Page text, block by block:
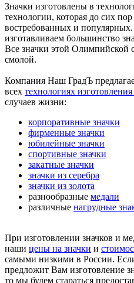
Значки изготовлены в
технологии, которая до сих
востребованных и
изготавливаем большинство
Все значки этой Олимпийской
смолой.
Компания Наш ГрадЪ
всех технологиях
случаев жизни:
корпоративные значки
фирменные значки
юбилейные значки
спортивные значки
закатные значки
значки из серебра
значки из золота
разнообразные медали
различные нагрудные
При изготовлении значков и
наши цены на значки и
самыми низкими в России.
предложит Вам изготовление
то мы будем стараться